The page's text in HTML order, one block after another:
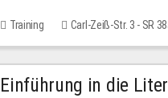
Training Carl-Zeiß-Str. 3 - SR
Einführung in die